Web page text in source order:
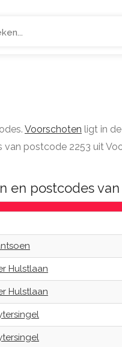
Voorschoten ligt in
van postcode 2253 uit
en postcodes van
Hulstlaan
Hulstlaan